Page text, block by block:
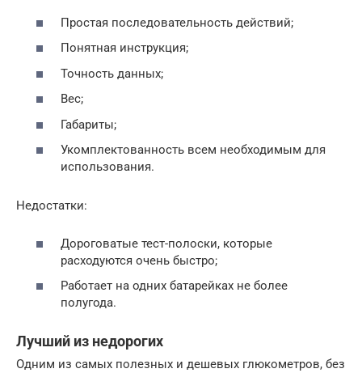
Простая последовательность действий;
Понятная инструкция;
Точность данных;
Вес;
Габариты;
Укомплектованность всем необходимым для
использования.
Недостатки:
Дороговатые тест-полоски, которые
расходуются очень быстро;
Работает на одних батарейках не более
полугода.
Лучший из недорогих
Одним из самых полезных и дешевых глюкометров, без